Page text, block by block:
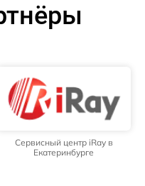
Сервисный центр iRay в
Екатеринбурге